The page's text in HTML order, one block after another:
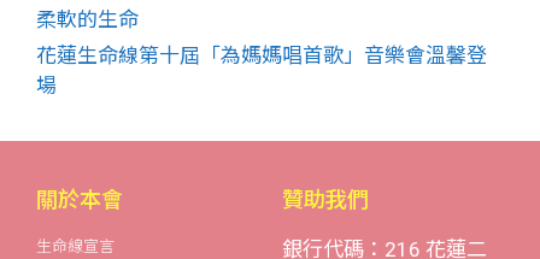
柔軟的生命
花蓮生命線第十屆「為媽媽唱首歌」音樂會溫馨登
場
關於本會
生命線宣言
贊助我們
銀行代碼：216 花蓮二